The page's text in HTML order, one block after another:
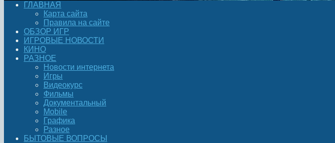
ГЛАВНАЯ
Карта сайта
Правила на сайте
ОБЗОР ИГР
ИГРОВЫЕ НОВОСТИ
КИНО
РАЗНОЕ
Новости интернета
Игры
Видеокурс
Фильмы
Документальный
Mobile
Графика
Разное
БЫТОВЫЕ ВОПРОСЫ